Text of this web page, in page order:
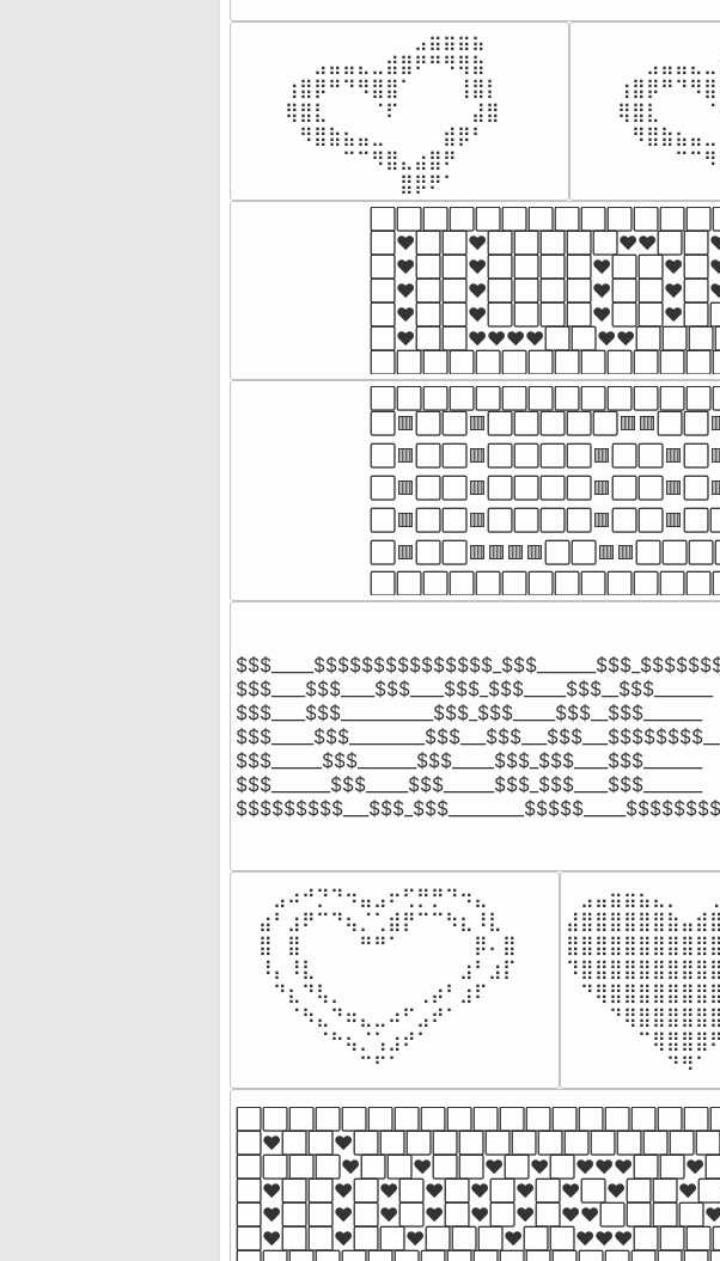
⠀⠀⠀⠀⠀⠀⠀⠀⠀⣠⣶⣶⣶⣦⠀⠀
⠀⠀⣠⣤⣤⣄⣀⣾⣿⠟⠛⠻⢿⣷⠀
⢰⣿⡿⠛⠙⠻⣿⣿⠁⠀⠀⠀⢸⣿⡇
⢿⣿⣇⠀⠀⠀⠈⠏⠀⠀⠀⠀⠀⣼⣿⠀
⠀⠻⣿⣷⣦⣤⣀⠀⠀⠀⠀⣾⡿⠃⠀
⠀⠀⠀⠀⠉⠉⠻⣿⣄⣴⣿⠟⠀⠀⠀
⠀⠀⠀⠀⠀⠀⠀⠀⣿⡿⠟⠁⠀⠀⠀⠀
$$$____$$$____$$$____$$$_$$$_____$$$__$$$_______
$$$____$$$___________$$$_$$$_____$$$__$$$_______
$$$_____$$$_________$$$___$$$___$$$___$$$$$$$$__
$$$______$$$_______$$$_____$$$_$$$____$$$_______
$$$_______$$$_____$$$______$$$_$$$____$$$_______
⠀⣠⠴⠚⡙⠙⠲⣤⣠⠖⢋⡛⡛⠙⠲⣄⠀⠀
⣴⠃⣰⠟⠉⠙⢦⡈⢁⣾⡟⠉⠉⠳⣆⠸⣇⠀
⣿⠀⣿⠀⠀⠀⠀⠛⠛⠁⠀⠀⠀⠀⠀⡿⠄⣿
⠸⡄⠸⣇⠀⠀⠀⠀⠀⠀⠀⠀⠀⠀⣰⠃⣰⡏⠀
⠀⠙⣆⠙⢧⡀⠀⠀⠀⠀⠀⢀⡴⠃⣰⠏⠀⠀
⠀⠀⠈⠳⣄⠙⠶⣄⣀⠴⠋⣠⠞⠁⠀⠀⠀
⠀⠀⠀⠀⠈⠓⢦⡈⢡⣰⠞⠁⠀⠀⠀⠀⠀
⠀⠀⠀⠀⠀⠀⠀⠉⠋⠁⠀⠀⠀⠀⠀⠀⠀
⠀⣠⣤⣶⣶⣦⣄⡀